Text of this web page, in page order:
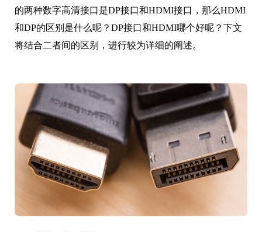
的两种数字高清接口是DP接口和HDMI接口，那么HDMI
和DP的区别是什么呢？DP接口和HDMI哪个好呢？下文
将结合二者间的区别，进行较为详细的阐述。